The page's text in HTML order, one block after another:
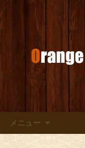
オレンジ
お店からの
メニュー